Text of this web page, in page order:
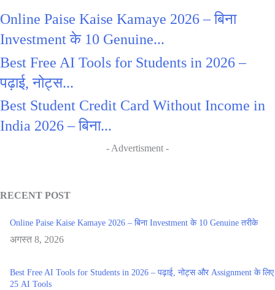
Online Paise Kaise Kamaye 2026 – बिना
Investment के 10 Genuine...
Best Free AI Tools for Students in 2026 –
पढ़ाई, नोट्स...
Best Student Credit Card Without Income in
India 2026 – बिना...
- Advertisment -
RECENT POST
Online Paise Kaise Kamaye 2026 – बिना Investment के 10 Genuine तरीके
अगस्त 8, 2026
Best Free AI Tools for Students in 2026 – पढ़ाई, नोट्स और Assignment के लिए
25 AI Tools